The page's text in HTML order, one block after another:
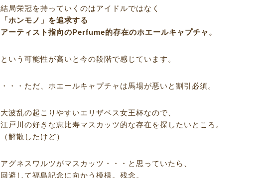
結局栄冠を持っていくのはアイドルではなく
「ホンモノ」を追求する
アーティスト指向のPerfume的存在のホエールキャプチャ。
という可能性が高いと今の段階で感じています。
・・・ただ、ホエールキャプチャは馬場が悪いと割引必須。
大波乱の起こりやすいエリザベス女王杯なので、
江戸川の好きな恵比寿マスカッツ的な存在を探したいところ。
（解散したけど）
アグネスワルツがマスカッツ・・・と思っていたら、
回避して福島記念に向かう模様。残念。